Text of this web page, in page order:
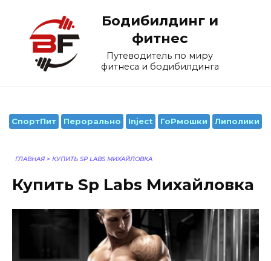
содержанию
Бодибилдинг и
фитнес
Путеводитель по миру
фитнеса и бодибилдинга
СпортПит Перорально Inject ГоРмошки Липолики
ГЛАВНАЯ > КУПИТЬ SP LABS МИХАЙЛОВКА
Купить Sp Labs Михайловка